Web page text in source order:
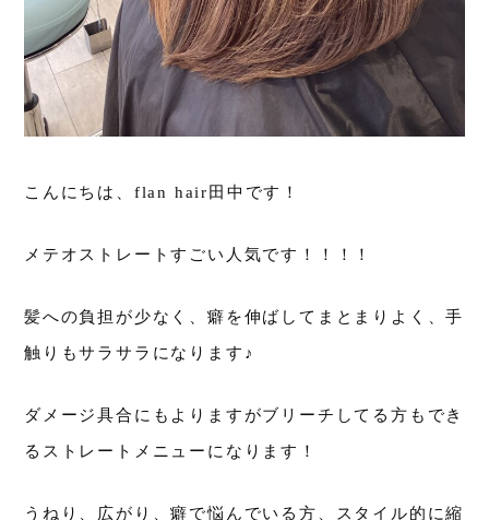
こんにちは、flan hair田中です！
メテオストレートすごい人気です！！！！
髪への負担が少なく、癖を伸ばしてまとまりよく、手
触りもサラサラになります♪
ダメージ具合にもよりますがブリーチしてる方もでき
るストレートメニューになります！
うねり、広がり、癖で悩んでいる方、スタイル的に縮